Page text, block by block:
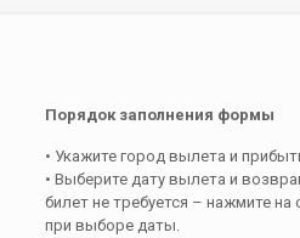
Порядок заполнения формы
• Укажите город вылета и
• Выберите дату вылета и
билет не требуется – нажмите
при выборе даты.